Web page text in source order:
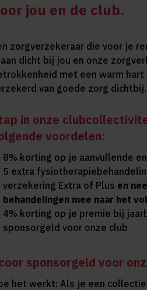
jou en de club.
zorgverzekeraar die voor je
dicht bij jou en onze
met een warm
van goede zorg dichtbij.
in onze
voordelen:
8% korting op je aanvullende
5 extra
verzekering Extra of Plus en
behandelingen mee naar het
4% korting op je premie bij
sponsorgeld voor onze club
sponsorgeld voor
het werkt: Als je een